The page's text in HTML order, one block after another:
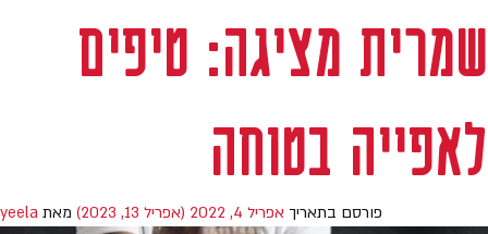
שמרית מציגה: טיפים
לאפייה בטוחה
פורסם בתאריך אפריל 4, 2022 (אפריל 13, 2023) מאת yeela